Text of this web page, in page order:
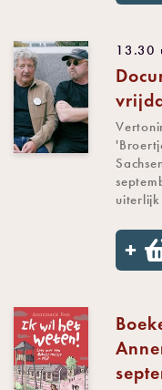
13.30
+